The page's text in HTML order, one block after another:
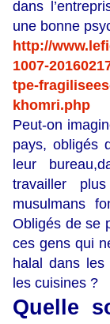
dans
une bonne
http://
1007-
tpe-
khomri.php
Peut-on
pays, obligés
leur
travailler
musulmans
Obligés de se
ces gens qui
halal dans les
les cuisines ?
Quelle